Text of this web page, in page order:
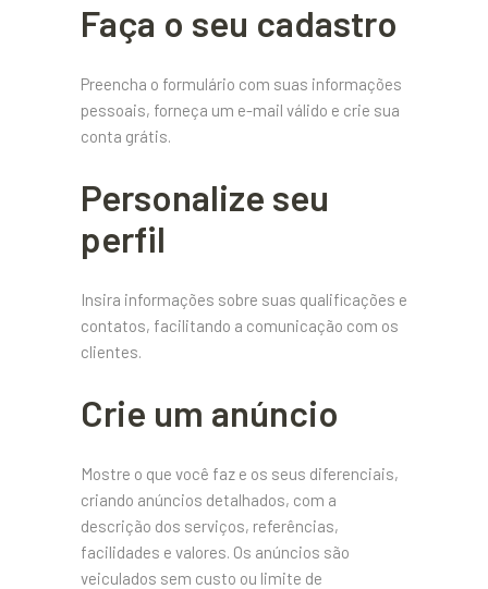
Faça o seu cadastro
Preencha o formulário com suas informações
pessoais, forneça um e-mail válido e crie sua
conta grátis.
Personalize seu
perfil
Insira informações sobre suas qualificações e
contatos, facilitando a comunicação com os
clientes.
Crie um anúncio
Mostre o que você faz e os seus diferenciais,
criando anúncios detalhados, com a
descrição dos serviços, referências,
facilidades e valores. Os anúncios são
veiculados sem custo ou limite de